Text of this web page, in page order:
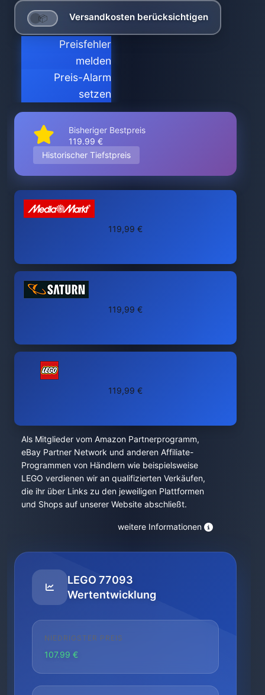
Versandkosten berücksichtigen
Preisfehler
melden
Preis-Alarm
setzen
Bisheriger Bestpreis
119.99 €
Historischer Tiefstpreis
119,99 €
119,99 €
119,99 €
Als Mitglieder vom Amazon Partnerprogramm,
eBay Partner Network und anderen Affiliate-
Programmen von Händlern wie beispielsweise
LEGO verdienen wir an qualifizierten Verkäufen,
die ihr über Links zu den jeweiligen Plattformen
und Shops auf unserer Website abschließt.
weitere Informationen
LEGO 77093
Wertentwicklung
NIEDRIGSTER PREIS
107.99 €